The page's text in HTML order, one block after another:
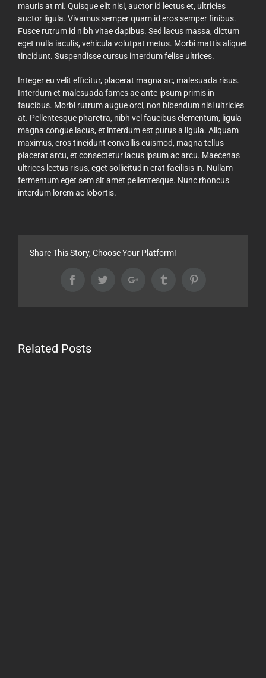
mauris at mi. Quisque elit nisi, auctor id lectus et, ultricies
auctor ligula. Vivamus semper quam id eros semper finibus.
Fusce rutrum id nibh vitae dapibus. Sed lacus massa, dictum
eget nulla iaculis, vehicula volutpat metus. Morbi mattis aliquet
tincidunt. Suspendisse cursus interdum felise ultrices.
Integer eu velit efficitur, placerat magna ac, malesuada risus.
Interdum et malesuada fames ac ante ipsum primis in
faucibus. Morbi rutrum augue orci, non bibendum nisi ultricies
at. Pellentesque pharetra, nibh vel faucibus elementum, ligula
magna congue lacus, et interdum est purus a ligula. Aliquam
maximus, eros tincidunt convallis euismod, magna tellus
placerat arcu, et consectetur lacus ipsum ac arcu. Maecenas
ultrices lectus risus, eget sollicitudin erat facilisis in. Nullam
fermentum eget sem sit amet pellentesque. Nunc rhoncus
interdum lorem ac lobortis.
Share This Story, Choose Your Platform!
FacebookTwitterGoogle+ Tumblr
Related Posts